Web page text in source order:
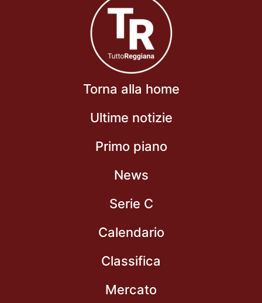
Torna alla home
Ultime notizie
Primo piano
News
Serie C
Calendario
Classifica
Mercato